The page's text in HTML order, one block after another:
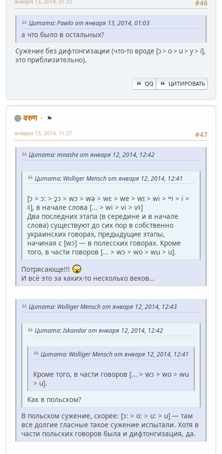
#46
Цитата: Pawlo от января 13, 2014, 01:03
а что было в остальных?
Сужение без дифтонгизации (что-то вроде [ɔ > o > u > y > i],
это приблизительно).
QQ ЦИТИРОВАТЬ
वरुण
⚑
#47
января 13, 2014, 11:27
Цитата: mnashe от января 12, 2014, 12:42
Цитата: Wolliger Mensch от января 12, 2014, 12:41
[ɔ > ɔ: > ɔ̥ɔ > wɔ > wə > wɛ > we > wɪ > wi > ʷi > i >
ʲi], в начале слова [... > wi > vi > vʲi]
Два последних этапа (в середине и в начале
слова) существуют до сих пор в собственно
украинских говорах, предыдущие этапы,
начиная с [wɔ] — в полесских говорах. Кроме
того, в части говоров [... > wɔ > wo > wu > u].
Потрясающе!!!
И всё это за каких-то несколько веков...
Цитата: Wolliger Mensch от января 12, 2014, 12:43
Цитата: Iskandar от января 12, 2014, 12:42
Цитата: Wolliger Mensch от января 12, 2014, 12:41
Кроме того, в части говоров [... > wɔ > wo > wu
> u].
Как в польском?
В польском сужение, скорее: [ɔ: > o: > u: > u] — там
все долгие гласные такое сужение испытали. Хотя в
части польских говоров была и дифтонгизация, да.